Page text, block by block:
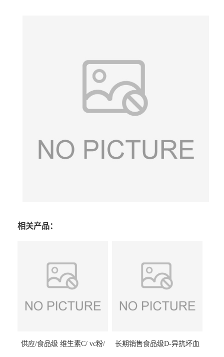
相关产品：
供应/食品级 维生素C/ vc粉/
长期销售食品级D-异抗坏血